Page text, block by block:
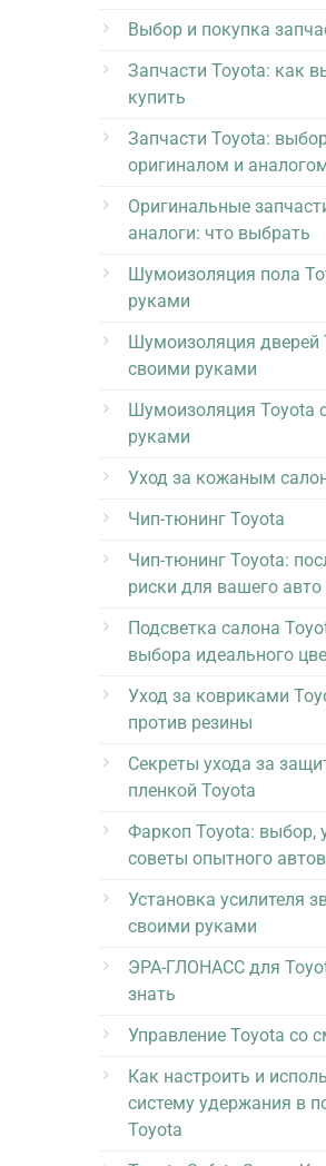
Выбор и покупка
Запчасти Toyota: как
купить
Запчасти Toyota:
оригиналом и
Оригинальные
аналоги: что выбрать
Шумоизоляция пола
руками
Шумоизоляция дверей
своими руками
Шумоизоляция Toyota
руками
Уход за кожаным
Чип-тюнинг Toyota
Чип-тюнинг Toyota:
риски для вашего авто
Подсветка салона
выбора идеального
Уход за ковриками
против резины
Секреты ухода за
пленкой Toyota
Фаркоп Toyota: выбор,
советы опытного
Установка усилителя
своими руками
ЭРА-ГЛОНАСС для
знать
Управление Toyota со
Как настроить и
систему удержания в
Toyota